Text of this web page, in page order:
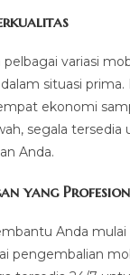
variasi
situasi prima.
ekonomi
segala
Anda.
yang
Anda mulai
pengembalian